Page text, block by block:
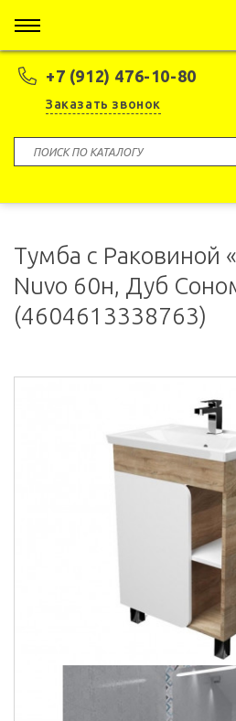
+7 (912) 476-10-80
Заказать звонок
Тумба с Раковиной
Nuvo 60н, Дуб
(4604613338763)